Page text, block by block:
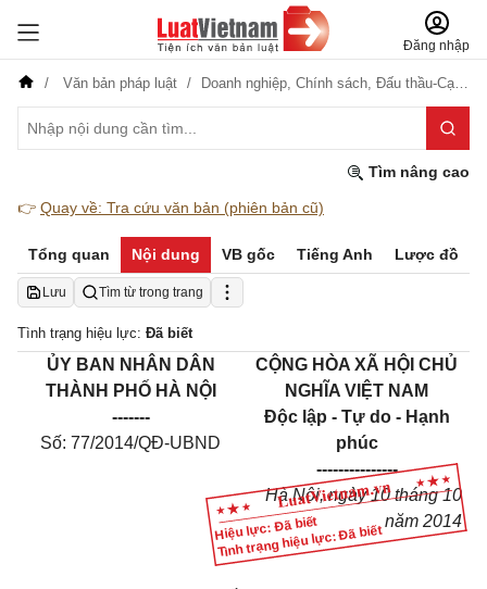
Đăng nhập
Văn bản pháp luật Doanh nghiệp, Chính sách, Đấu thầu-Cạnh tranh
Tìm nâng cao
👉 Quay về: Tra cứu văn bản (phiên bản cũ)
Tổng quan Nội dung VB gốc Tiếng Anh Lược đồ
Lưu Tìm từ trong trang
Tình trạng hiệu lực: Đã biết
Hiệu lực: Đã biết
Tình trạng hiệu lực: Đã biết
ỦY BAN NHÂN DÂN
THÀNH PHỐ HÀ NỘI
-------
Số: 77/2014/QĐ-UBND
CỘNG HÒA XÃ HỘI CHỦ
NGHĨA VIỆT NAM
Độc lập - Tự do - Hạnh
phúc
---------------
Hà Nội, ngày 10 tháng 10
năm 2014